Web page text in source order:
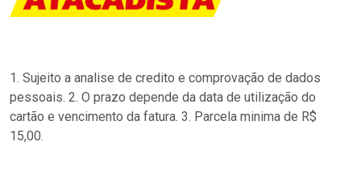
1. Sujeito a analise de credito e comprovação de dados
pessoais. 2. O prazo depende da data de utilização do
cartão e vencimento da fatura. 3. Parcela minima de R$
15,00.